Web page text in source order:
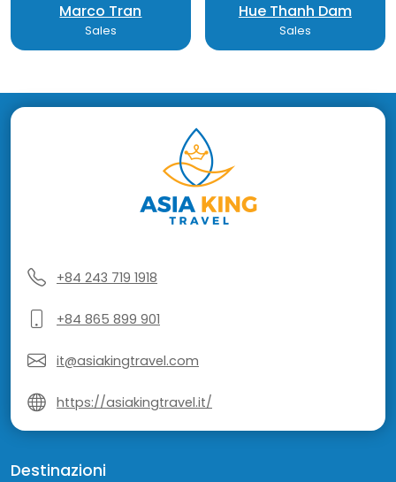
Marco Tran
Sales
Hue Thanh Dam
Sales
+84 243 719 1918
+84 865 899 901
it@asiakingtravel.com
https://asiakingtravel.it/
Destinazioni